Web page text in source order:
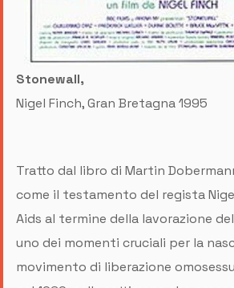
Stonewall,
Nigel Finch, Gran Bretagna 1995
Tratto dal libro di Martin
come il testamento del regista
Aids al termine della lavorazione
uno dei momenti cruciali per la
movimento di liberazione